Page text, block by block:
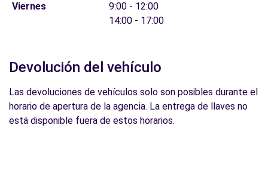
Viernes
9:00 - 12:00
14:00 - 17:00
Devolución del vehículo
Las devoluciones de vehículos solo son posibles durante el
horario de apertura de la agencia. La entrega de llaves no
está disponible fuera de estos horarios.